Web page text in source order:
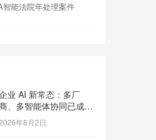
能法院年处理案件
业 AI 新常态：多厂
、多智能体协同已成大
势
年8月2日